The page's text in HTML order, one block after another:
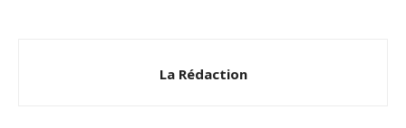
La Rédaction